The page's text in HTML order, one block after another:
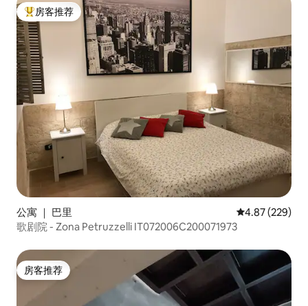
热门「房客推荐」
房客推荐
公寓 ｜ 巴里 平均评分 4.87
4.87 (229)
歌剧院 - Zona Petruzzelli IT072006C200071973
房客推荐
房客推荐